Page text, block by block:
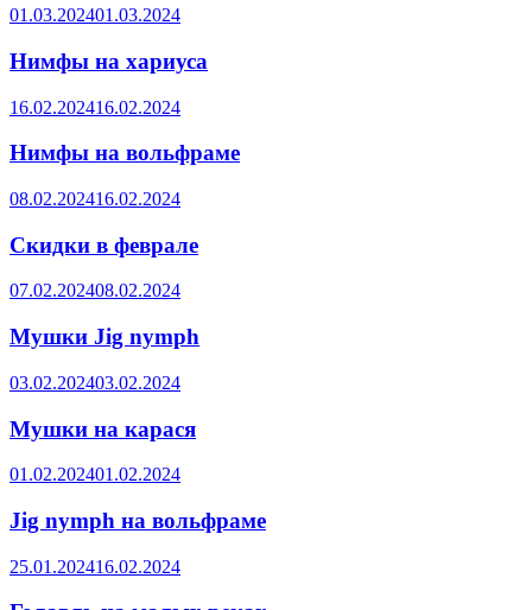
01.03.202401.03.2024
Нимфы на хариуса
16.02.202416.02.2024
Нимфы на вольфраме
08.02.202416.02.2024
Скидки в феврале
07.02.202408.02.2024
Мушки Jig nymph
03.02.202403.02.2024
Мушки на карася
01.02.202401.02.2024
Jig nymph на вольфраме
25.01.202416.02.2024